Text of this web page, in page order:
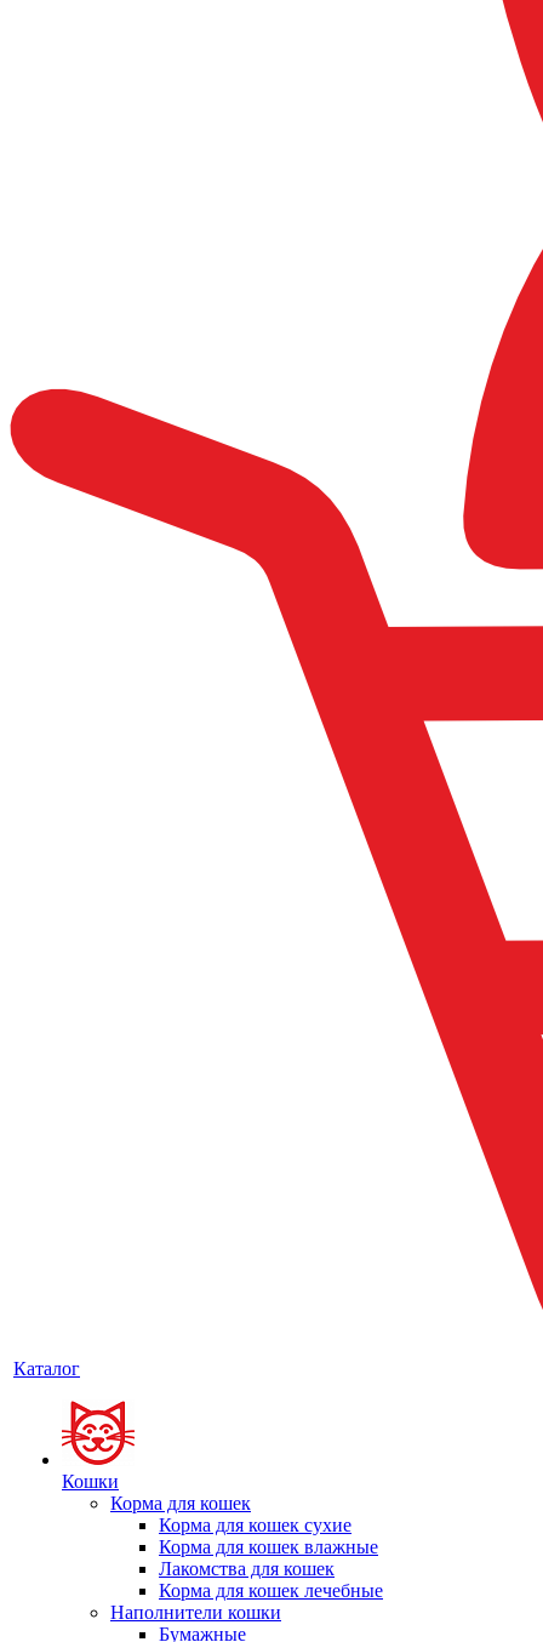
Каталог
Кошки
Корма для кошек
Корма для кошек сухие
Корма для кошек влажные
Лакомства для кошек
Корма для кошек лечебные
Наполнители кошки
Бумажные